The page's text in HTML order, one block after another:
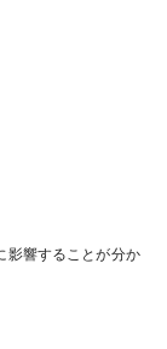
影響することが分か